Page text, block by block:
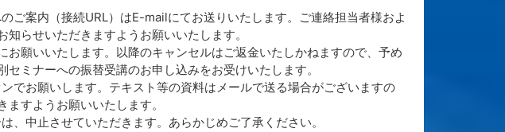
案内（接続URL）はE-mailにてお送りいたします。ご連絡担当者様およ
らせいただきますようお願いいたします。
願いいたします。以降のキャンセルはご返金いたしかねますので、予め
ミナーへの振替受講のお申し込みをお受けいたします。
お願いします。テキスト等の資料はメールで送る場合がございますの
すようお願いいたします。
中止させていただきます。あらかじめご了承ください。